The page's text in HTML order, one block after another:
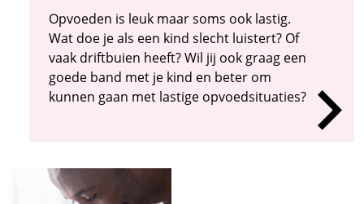
Opvoeden is leuk maar soms ook lastig.
Wat doe je als een kind slecht luistert? Of
vaak driftbuien heeft? Wil jij ook graag een
goede band met je kind en beter om
kunnen gaan met lastige opvoedsituaties?